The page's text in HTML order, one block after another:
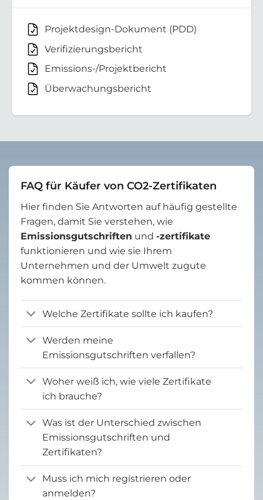
Projektdesign-Dokument (PDD)
Verifizierungsbericht
Emissions-/Projektbericht
Überwachungsbericht
FAQ für Käufer von CO2-Zertifikaten
Hier finden Sie Antworten auf häufig gestellte
Fragen, damit Sie verstehen, wie
Emissionsgutschriften und -zertifikate
funktionieren und wie sie Ihrem
Unternehmen und der Umwelt zugute
kommen können.
Welche Zertifikate sollte ich kaufen?
Werden meine
Emissionsgutschriften verfallen?
Woher weiß ich, wie viele Zertifikate
ich brauche?
Was ist der Unterschied zwischen
Emissionsgutschriften und
Zertifikaten?
Muss ich mich registrieren oder
anmelden?